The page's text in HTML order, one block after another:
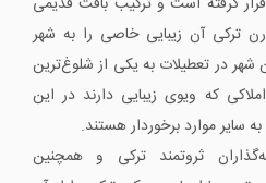
ترکی آن زیبایی خاصی را به شهر
در تعطیلات به یکی از شلوغ‌ترین
که ویوی زیبایی دارند در این
موارد برخوردار هستند.
ثروتمند ترکی و همچنین